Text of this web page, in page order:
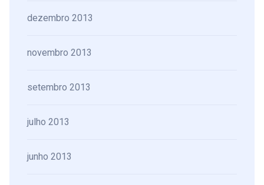
dezembro 2013
novembro 2013
setembro 2013
julho 2013
junho 2013